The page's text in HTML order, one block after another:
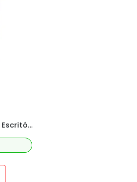
Armário Em Aço 2 Portas Para Escritório